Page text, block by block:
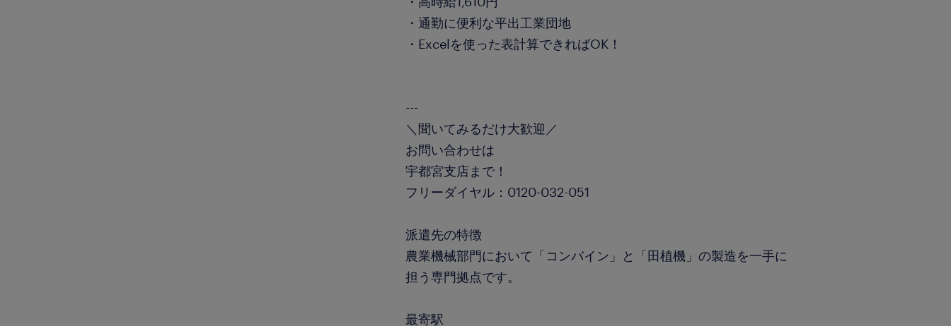
・通勤に便利な平出工業団地
・Excelを使った表計算できればOK！
---
＼聞いてみるだけ大歓迎／
お問い合わせは
宇都宮支店まで！
フリーダイヤル：0120-032-051
派遣先の特徴
農業機械部門において「コンバイン」と「田植機」の製造を一手に
担う専門拠点です。
最寄駅